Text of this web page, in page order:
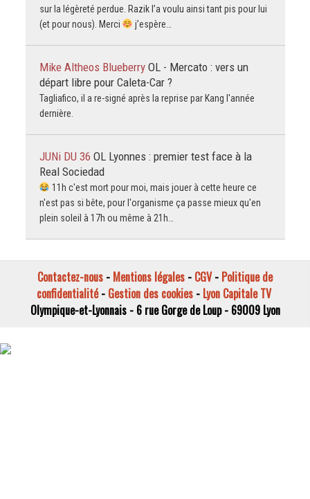
sur la légèreté perdue. Razik l’a voulu ainsi tant pis pour lui
(et pour nous). Merci
j’espère…
Mike Altheos Blueberry OL - Mercato : vers un
départ libre pour Caleta-Car ?
Tagliafico, il a re-signé après la reprise par Kang l'année
dernière.
JUNi DU 36 OL Lyonnes : premier test face à la
Real Sociedad
11h c'est mort pour moi, mais jouer à cette heure ce
n'est pas si bête, pour l'organisme ça passe mieux qu'en
plein soleil à 17h ou même à 21h…
Contactez-nous - Mentions légales - CGV- Politique de
confidentialité- Gestion des cookies- Lyon Capitale TV
Olympique-et-Lyonnais - 6 rue Gorge de Loup - 69009 Lyon